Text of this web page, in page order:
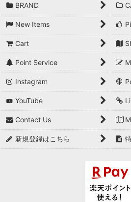
絞り込む
BRAND
New Items
Cart
Point Service
Instagram
YouTube
Contact Us
新規登録はこちら